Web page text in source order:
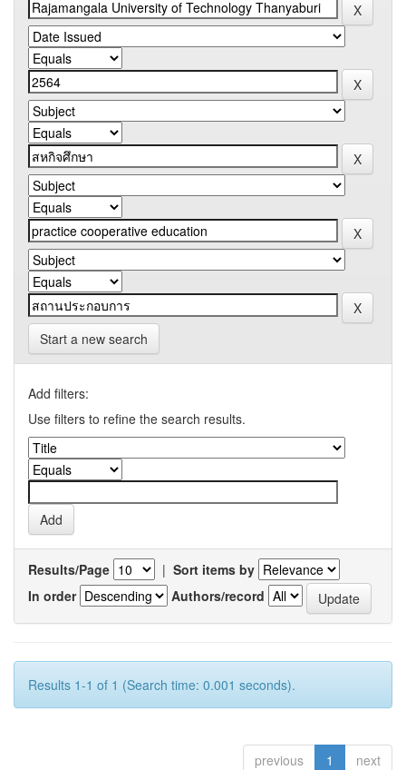
Start a new search
Add filters:
Use filters to refine the search results.
Results/Page | Sort items by
In order
Authors/record
Results 1-1 of 1 (Search time: 0.001 seconds).
previous 1 next